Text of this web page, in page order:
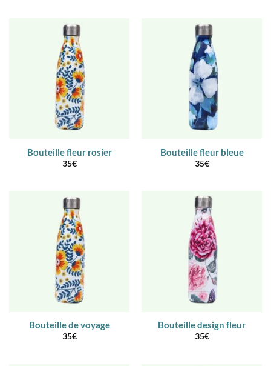
Bouteille fleur rosier
35€
Bouteille fleur bleue
35€
Bouteille de voyage
35€
Bouteille design fleur
35€